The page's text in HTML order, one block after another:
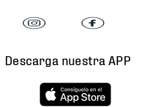
Descarga nuestra APP